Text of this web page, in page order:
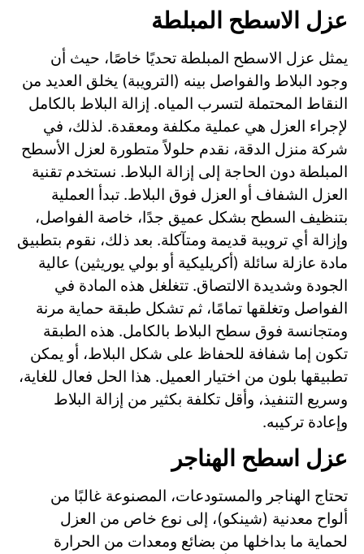
عزل الاسطح المبلطة
يمثل عزل الاسطح المبلطة تحديًا خاصًا، حيث أن
وجود البلاط والفواصل بينه (الترويبة) يخلق العديد من
النقاط المحتملة لتسرب المياه. إزالة البلاط بالكامل
لإجراء العزل هي عملية مكلفة ومعقدة. لذلك، في
شركة منزل الدقة، نقدم حلولاً متطورة لعزل الأسطح
المبلطة دون الحاجة إلى إزالة البلاط. نستخدم تقنية
العزل الشفاف أو العزل فوق البلاط. تبدأ العملية
بتنظيف السطح بشكل عميق جدًا، خاصة الفواصل،
وإزالة أي ترويبة قديمة ومتآكلة. بعد ذلك، نقوم بتطبيق
مادة عازلة سائلة (أكريليكية أو بولي يوريثين) عالية
الجودة وشديدة الالتصاق. تتغلغل هذه المادة في
الفواصل وتغلقها تمامًا، ثم تشكل طبقة حماية مرنة
ومتجانسة فوق سطح البلاط بالكامل. هذه الطبقة
تكون إما شفافة للحفاظ على شكل البلاط، أو يمكن
تطبيقها بلون من اختيار العميل. هذا الحل فعال للغاية،
وسريع التنفيذ، وأقل تكلفة بكثير من إزالة البلاط
وإعادة تركيبه.
عزل اسطح الهناجر
تحتاج الهناجر والمستودعات، المصنوعة غالبًا من
ألواح معدنية (شينكو)، إلى نوع خاص من العزل
لحماية ما بداخلها من بضائع ومعدات من الحرارة